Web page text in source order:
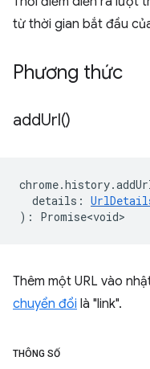
từ thời gian bắt đầu
Phương thức
addUrl()
chrome.history.
details :
) : Promise<void>
Thêm một URL vào
chuyển đổi là "link".
THÔNG SỐ